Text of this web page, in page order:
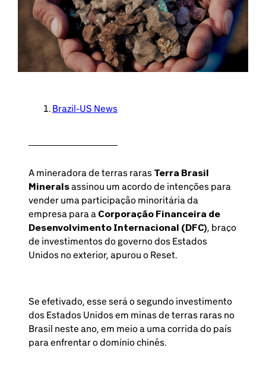
Brazil-US News
A mineradora de terras raras Terra Brasil
Mineralsassinou um acordo de intenções para
vender uma participação minoritária da
empresa para a Corporação Financeira de
Desenvolvimento Internacional (DFC) , braço
de investimentos do governo dos Estados
Unidos no exterior, apurou o Reset.
Se efetivado, esse será o segundo investimento
dos Estados Unidos em minas de terras raras no
Brasil neste ano, em meio a uma corrida do país
para enfrentar o domínio chinês.